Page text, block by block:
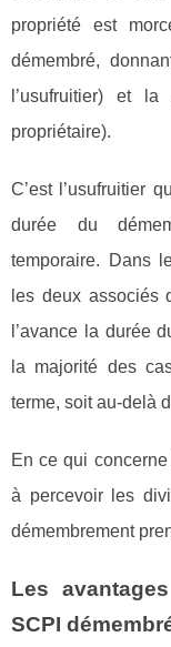
propriété est
démembré,
l’usufruitier) et
propriétaire).
C’est l’usufruitier
durée du
temporaire. Dans
les deux associés
l’avance la durée
la majorité des
terme, soit au-delà
En ce qui
à percevoir les
démembrement
Les
SCPI